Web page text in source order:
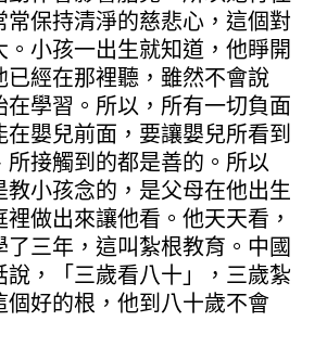
常保持清淨的慈悲心，這個對
。小孩一出生就知道，他睜開
已經在那裡聽，雖然不會說
在學習。所以，所有一切負面
在嬰兒前面，要讓嬰兒所看到
所接觸到的都是善的。所以
教小孩念的，是父母在他出生
做出來讓他看。他天天看，
三年，這叫紮根教育。中國
說，「三歲看八十」，三歲紮
個好的根，他到八十歲不會